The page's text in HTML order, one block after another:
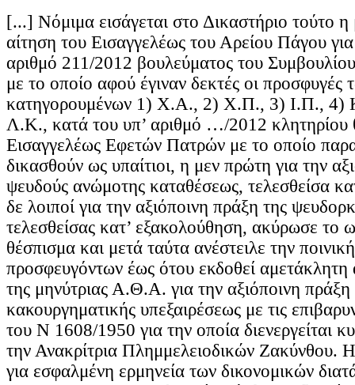
[...] Νόμιμα εισάγεται στο Δικαστήριο τούτο
αίτηση του Εισαγγελέως του Αρείου Πάγου
αριθμό 211/2012 βουλεύματος του
με το οποίο αφού έγιναν δεκτές οι προσφυγές
κατηγορουμένων 1) Χ.Α., 2) Χ.Π., 3) Ι.Π., 4)
Λ.Κ., κατά του υπ’ αριθμό …/2012 κλητηρίου
Εισαγγελέως Εφετών Πατρών με το οποίο
δικασθούν ως υπαίτιοι, η μεν πρώτη για την
ψευδούς ανώμοτης καταθέσεως, τελεσθείσα
δε λοιποί για την αξιόποινη πράξη της
τελεσθείσας κατ’ εξακολούθηση, ακύρωσε το
θέσπισμα και μετά ταύτα ανέστειλε την
προσφευγόντων έως ότου εκδοθεί
της μηνύτριας Α.Θ.Α. για την αξιόποινη πράξη
κακουργηματικής υπεξαιρέσεως με τις
του Ν 1608/1950 για την οποία διενεργείται
την Ανακρίτρια Πλημμελειοδικών Ζακύνθου. Η
για εσφαλμένη ερμηνεία των δικονομικών